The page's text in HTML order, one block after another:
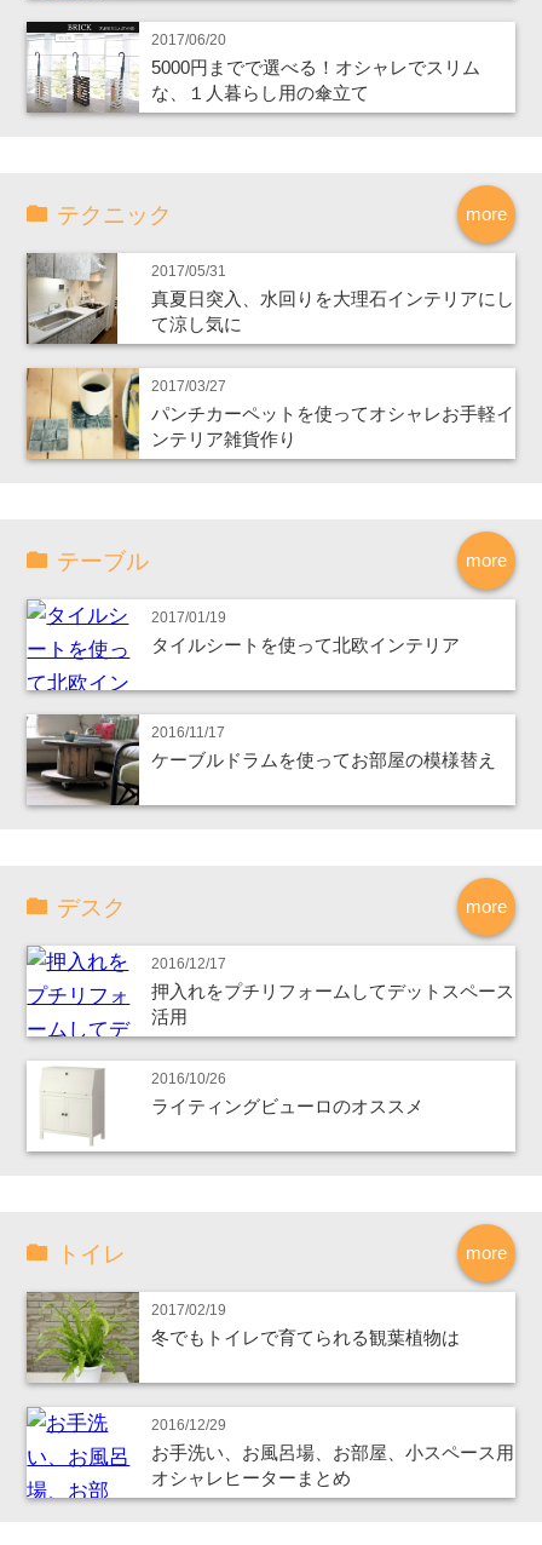
2017/06/20
5000円までで選べる！オシャレでスリム
な、１人暮らし用の傘立て
more
テクニック
2017/05/31
真夏日突入、水回りを大理石インテリアにし
て涼し気に
2017/03/27
パンチカーペットを使ってオシャレお手軽イ
ンテリア雑貨作り
more
テーブル
2017/01/19
タイルシートを使って北欧インテリア
2016/11/17
ケーブルドラムを使ってお部屋の模様替え
more
デスク
2016/12/17
押入れをプチリフォームしてデットスペース
活用
2016/10/26
ライティングビューロのオススメ
more
トイレ
2017/02/19
冬でもトイレで育てられる観葉植物は
2016/12/29
お手洗い、お風呂場、お部屋、小スペース用
オシャレヒーターまとめ